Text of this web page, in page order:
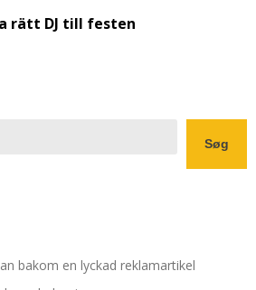
rätt DJ till festen
Søg
bakom en lyckad reklamartikel